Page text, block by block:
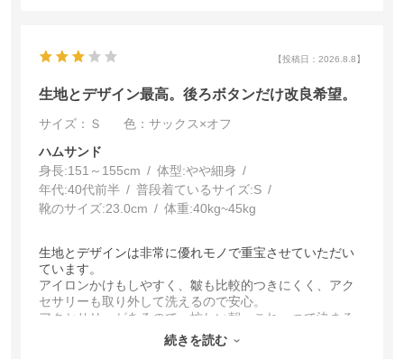
【投稿日：2026.8.8】
生地とデザイン最高。後ろボタンだけ改良希望。
サイズ：Ｓ
色：サックス×オフ
ハムサンド
身長:151～155cm 体型:細身
年代:40代前半 普段着ているサイズ:S
靴のサイズ:23.0cm 体重:40kg~45kg
生地とデザインは非常に優れモノで重宝させていただい
ています。
アイロンかけもしやすく、皺も比較的つきにくく、アク
セサリーも取り外して洗えるので安心。
アクセサリーがあるので、忙しい朝、これ一つで決まる
し、真夏は汗でアクセサリーがすぐお手入れしないとい
けないですが、このデザインだと、汗がつきにくく、お
続きを読む